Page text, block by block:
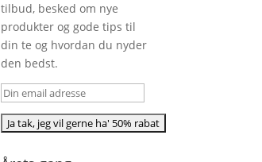
tilbud, besked om nye
produkter og gode tips til
din te og hvordan du nyder
den bedst.